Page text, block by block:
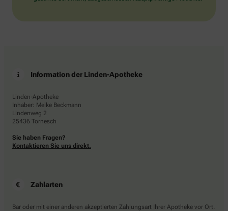
Information der Linden-Apotheke
Linden-Apotheke
Inhaber: Meike Beckmann
Lindenweg 2
25436 Tornesch
Sie haben Fragen?
Kontaktieren Sie uns direkt.
Zahlarten
Bar oder mit einer anderen akzeptierten Zahlungsart Ihrer Apotheke vor Ort.